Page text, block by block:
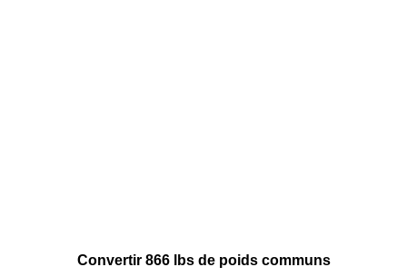
Convertir 866 lbs de poids communs